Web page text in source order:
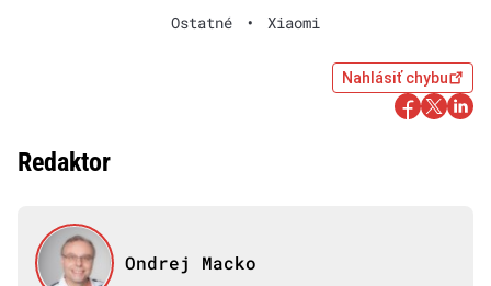
Ostatné • Xiaomi
Nahlásiť chybu
Redaktor
Ondrej Macko